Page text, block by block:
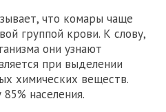
что комары чаще
группой крови. К слову,
они узнают
при выделении
химических веществ.
населения.